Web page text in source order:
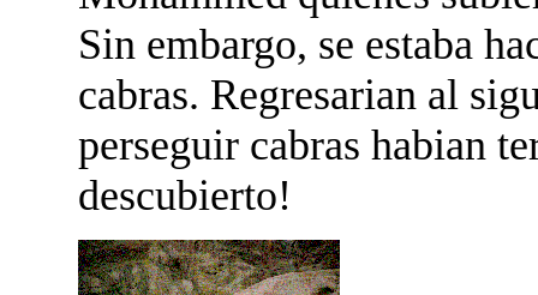
Sin embargo, se estaba
cabras. Regresarian al
perseguir cabras habian
descubierto!